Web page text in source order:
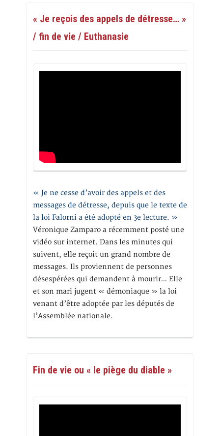
« Je reçois des appels de détresse… »
/ fin de vie / Euthanasie
« Je ne cesse d’avoir des appels et des
messages de détresse, depuis que le texte de
la loi Falorni a été adopté en 3e lecture. »
Véronique Zamparo a récemment posté une
vidéo sur internet. Dans les minutes qui
suivent, elle reçoit un grand nombre de
messages. Ils proviennent de personnes
désespérées qui demandent à mourir… Elle
et son mari jugent « démoniaque » la loi
venant d’être adoptée par les députés de
l’Assemblée nationale.
Fin de vie ou « le piège du diable »